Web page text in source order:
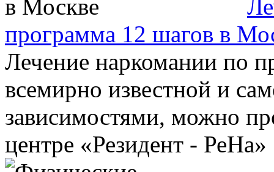
программа 12 шагов в
Лечение наркомании по
всемирно известной и
зависимостями, можно
центре «Резидент - РеНа»